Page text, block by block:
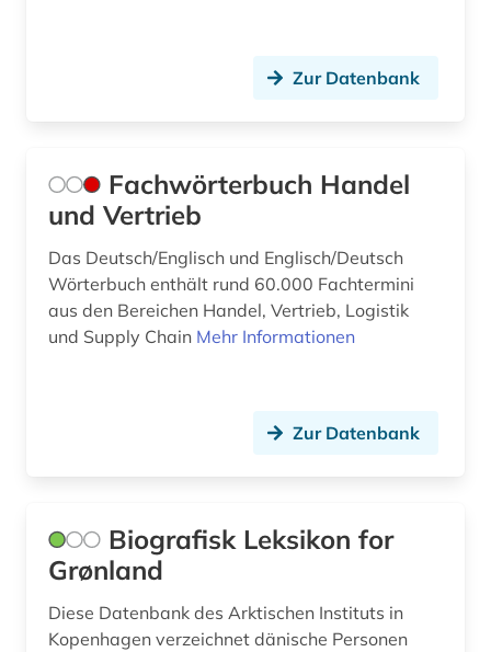
memorandum (1)
migration (5)
mission (2)
mitgliedsstaaten (4)
ostsee (1)
panama (2)
panamakanal (1)
Zur Datenbank
Fachwörterbuch Handel
und Vertrieb
Das Deutsch/Englisch und Englisch/Deutsch
Wörterbuch enthält rund 60.000 Fachtermini
aus den Bereichen Handel, Vertrieb, Logistik
und Supply Chain Mehr Informationen
Zur Datenbank
Biografisk Leksikon for
Grønland
Diese Datenbank des Arktischen Instituts in
Kopenhagen verzeichnet dänische Personen